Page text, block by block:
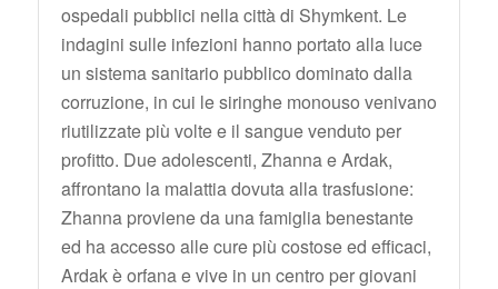
ospedali pubblici nella città di Shymkent. Le
indagini sulle infezioni hanno portato alla luce
un sistema sanitario pubblico dominato dalla
corruzione, in cui le siringhe monouso venivano
riutilizzate più volte e il sangue venduto per
profitto. Due adolescenti, Zhanna e Ardak,
affrontano la malattia dovuta alla trasfusione:
Zhanna proviene da una famiglia benestante
ed ha accesso alle cure più costose ed efficaci,
Ardak è orfana e vive in un centro per giovani